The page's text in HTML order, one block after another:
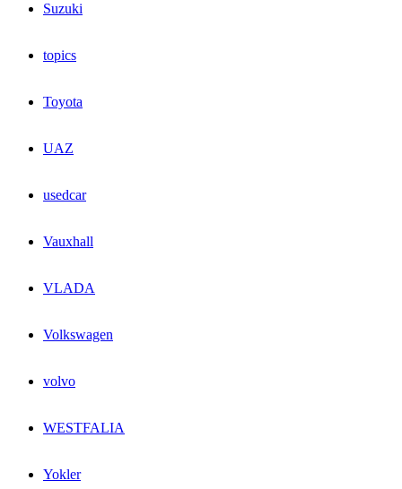
Suzuki
topics
Toyota
UAZ
usedcar
Vauxhall
VLADA
Volkswagen
volvo
WESTFALIA
Yokler